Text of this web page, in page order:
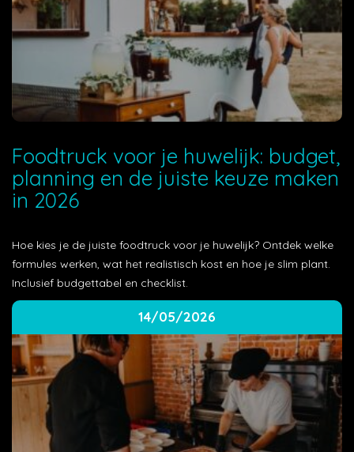
Foodtruck voor je huwelijk: budget,
planning en de juiste keuze maken
in 2026
Hoe kies je de juiste foodtruck voor je huwelijk? Ontdek welke
formules werken, wat het realistisch kost en hoe je slim plant.
Inclusief budgettabel en checklist.
14/05/2026